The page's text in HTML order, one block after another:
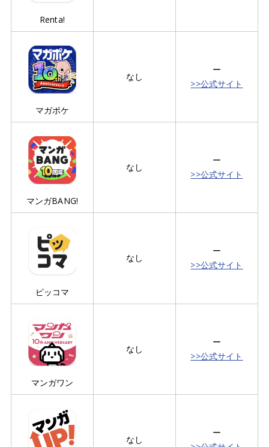
Renta!
マガポケ
なし
ー
>>公式サイト
マンガBANG!
なし
ー
>>公式サイト
ピッコマ
なし
ー
>>公式サイト
マンガワン
なし
ー
>>公式サイト
なし
ー